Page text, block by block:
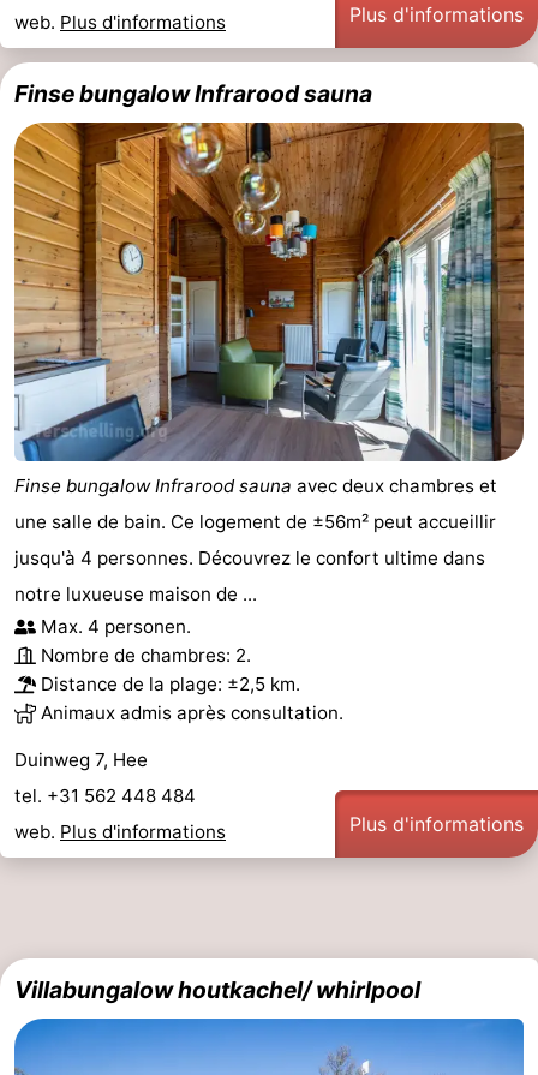
web. Plus d'informations Plus d'informations
Finse bungalow Infrarood sauna
Finse bungalow Infrarood sauna avec deux chambres et
une salle de bain. Ce logement de ±56m² peut accueillir
jusqu'à 4 personnes. Découvrez le confort ultime dans
notre luxueuse maison de ...
Max. 4 personen.
Nombre de chambres: 2.
Distance de la plage: ±2,5 km.
Animaux admis après consultation.
Duinweg 7, Hee
tel. +31 562 448 484
web. Plus d'informations Plus d'informations
Villabungalow houtkachel/ whirlpool